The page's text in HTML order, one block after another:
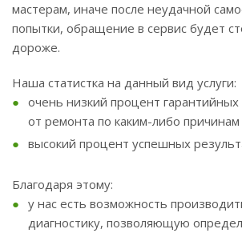
мастерам, иначе после неудачной
попытки, обращение в сервис будет
дороже.
Наша статистка на данный вид услуги:
очень низкий процент гарантийных
от ремонта по каким-либо причинам
высокий процент успешных
Благодаря этому:
у нас есть возможность
диагностику, позволяющую